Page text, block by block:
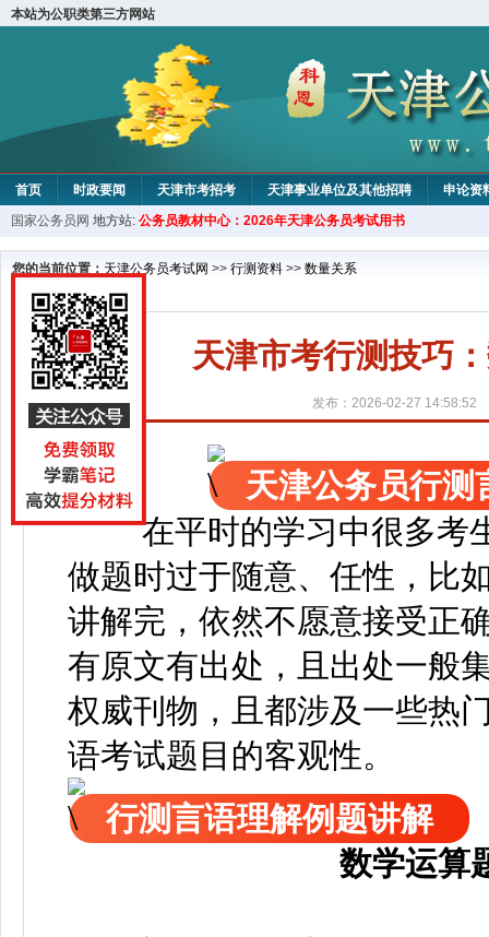
本站为公职类第三方网站
首页 时政要闻 天津市考招考 天津事业单位及其他招聘 申论资
教材中心
国家公务员网 地方站: 公务员教材中心：2026年天津公务员考试用书
您的当前位置： 天津公务员考试网 >> 行测资料 >> 数量关系
天津市考行测技巧
发布：2026-02-27 14:58:52
天津公务员行测
在平时的学习中很多考
做题时过于随意、任性，比
讲解完，依然不愿意接受正
有原文有出处，且出处一般
权威刊物，且都涉及一些热
语考试题目的客观性。
行测言语理解例题讲解
数学运算